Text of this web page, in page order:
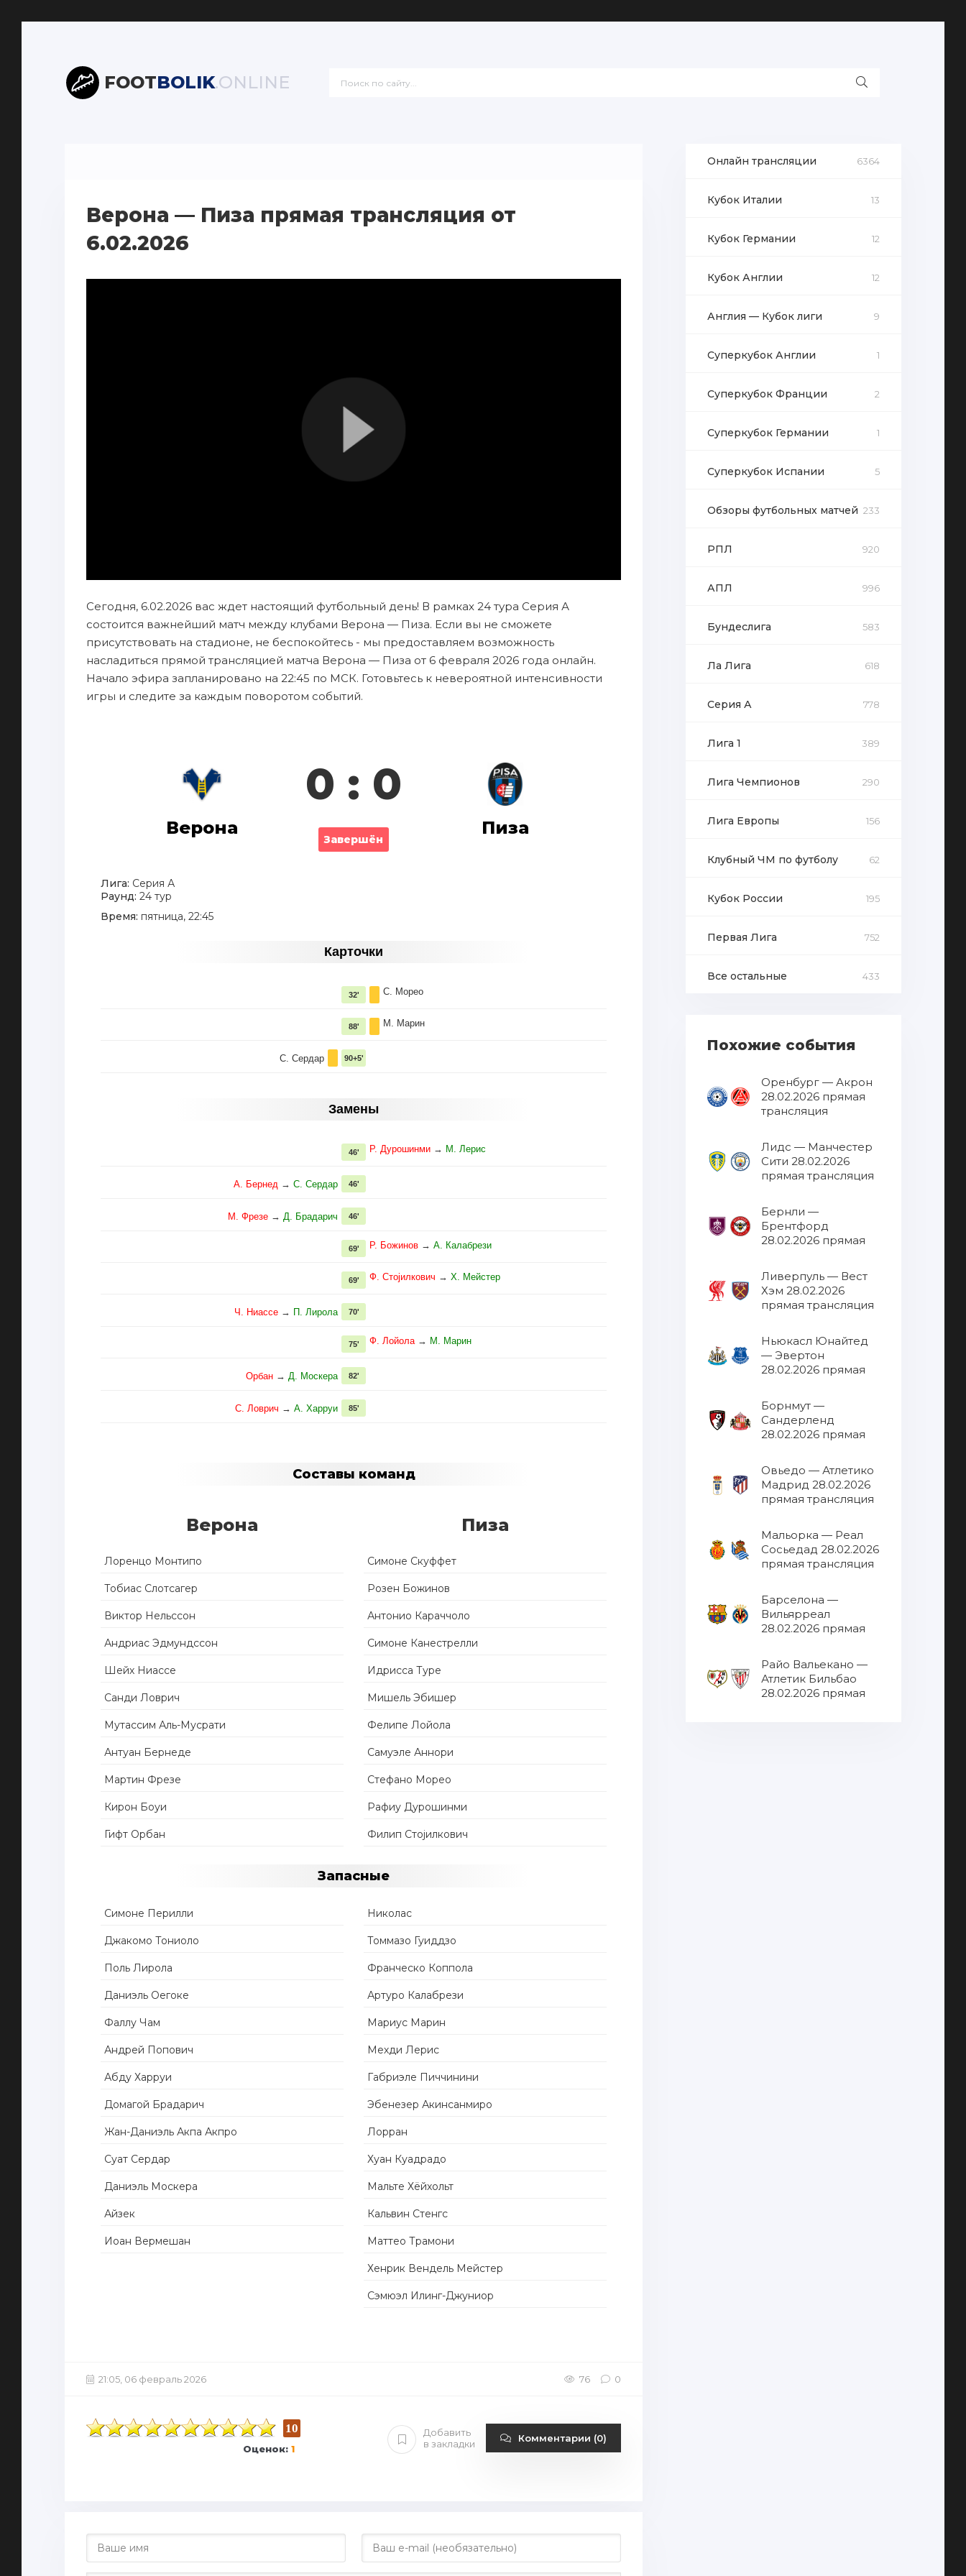
FOOTBOLIK.ONLINE
Верона — Пиза прямая трансляция от
6.02.2026
Сегодня, 6.02.2026 вас ждет настоящий футбольный день! В рамках 24 тура Серия А
состоится важнейший матч между клубами Верона — Пиза. Если вы не сможете
присутствовать на стадионе, не беспокойтесь - мы предоставляем возможность
насладиться прямой трансляцией матча Верона — Пиза от 6 февраля 2026 года онлайн.
Начало эфира запланировано на 22:45 по МСК. Готовьтесь к невероятной интенсивности
игры и следите за каждым поворотом событий.
Верона
0 : 0
Завершён
Пиза
Лига: Серия А
Раунд: 24 тур
Время: пятница, 22:45
Карточки
С. Морео
32'
М. Марин
88'
С. Сердар 90+5'
Замены
Р. Дурошинми → М. Лерис
46'
А. Бернед → С. Сердар 46'
М. Фрезе → Д. Брадарич 46'
Р. Божинов → А. Калабрези
69'
Ф. Стојилкович → Х. Мейстер
69'
Ч. Ниассе → П. Лирола 70'
Ф. Лойола → М. Марин
75'
Орбан → Д. Москера 82'
С. Ловрич → А. Харруи 85'
Составы команд
Верона
Лоренцо Монтипо
Тобиас Слотсагер
Виктор Нельссон
Андриас Эдмундссон
Шейх Ниассе
Санди Ловрич
Мутассим Аль-Мусрати
Антуан Бернеде
Мартин Фрезе
Кирон Боуи
Гифт Орбан
Пиза
Симоне Скуффет
Розен Божинов
Антонио Караччоло
Симоне Канестрелли
Идрисса Туре
Мишель Эбишер
Фелипе Лойола
Самуэле Аннори
Стефано Морео
Рафиу Дурошинми
Филип Стојилкович
Запасные
Симоне Перилли
Джакомо Тониоло
Поль Лирола
Даниэль Оегоке
Фаллу Чам
Андрей Попович
Абду Харруи
Домагой Брадарич
Жан-Даниэль Акпа Акпро
Суат Сердар
Даниэль Москера
Айзек
Иоан Вермешан
Николас
Томмазо Гуиддзо
Франческо Коппола
Артуро Калабрези
Мариус Марин
Мехди Лерис
Габриэле Пиччинини
Эбенезер Акинсанмиро
Лорран
Хуан Куадрадо
Мальте Хёйхольт
Кальвин Стенгс
Маттео Трамони
Хенрик Вендель Мейстер
Сэмюэл Илинг-Джуниор
21:05, 06 февраль 2026 76 0
10
Оценок: 1
Добавить
в закладки
Комментарии (0)
Онлайн трансляции 6364
Кубок Италии 13
Кубок Германии 12
Кубок Англии 12
Англия — Кубок лиги 9
Суперкубок Англии 1
Суперкубок Франции 2
Суперкубок Германии 1
Суперкубок Испании 5
Обзоры футбольных матчей 233
РПЛ 920
АПЛ 996
Бундеслига 583
Ла Лига 618
Серия А 778
Лига 1 389
Лига Чемпионов 290
Лига Европы 156
Клубный ЧМ по футболу 62
Кубок России 195
Первая Лига 752
Все остальные 433
Похожие события
Оренбург — Акрон
28.02.2026 прямая
трансляция
Лидс — Манчестер
Сити 28.02.2026
прямая трансляция
Бернли —
Брентфорд
28.02.2026 прямая
Ливерпуль — Вест
Хэм 28.02.2026
прямая трансляция
Ньюкасл Юнайтед
— Эвертон
28.02.2026 прямая
Борнмут —
Сандерленд
28.02.2026 прямая
Овьедо — Атлетико
Мадрид 28.02.2026
прямая трансляция
Мальорка — Реал
Сосьедад 28.02.2026
прямая трансляция
Барселона —
Вильярреал
28.02.2026 прямая
Райо Вальекано —
Атлетик Бильбао
28.02.2026 прямая